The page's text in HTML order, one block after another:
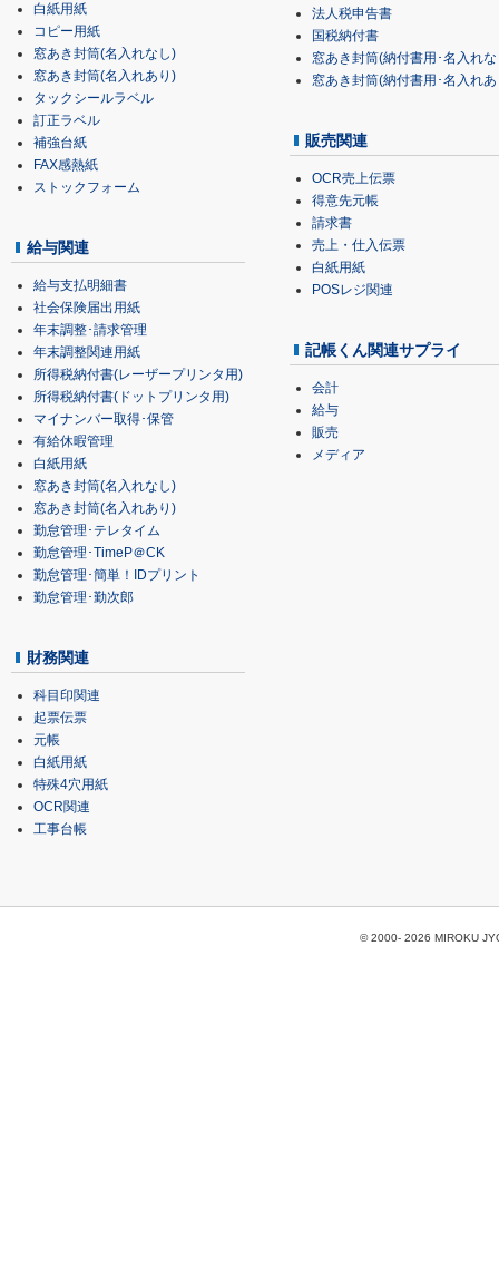
白紙用紙
コピー用紙
窓あき封筒(名入れなし)
窓あき封筒(名入れあり)
タックシールラベル
訂正ラベル
補強台紙
FAX感熱紙
ストックフォーム
給与関連
給与支払明細書
社会保険届出用紙
年末調整･請求管理
年末調整関連用紙
所得税納付書(レーザープリンタ用)
所得税納付書(ドットプリンタ用)
マイナンバー取得･保管
有給休暇管理
白紙用紙
窓あき封筒(名入れなし)
窓あき封筒(名入れあり)
勤怠管理･テレタイム
勤怠管理･TimeP＠CK
勤怠管理･簡単！IDプリント
勤怠管理･勤次郎
財務関連
科目印関連
起票伝票
元帳
白紙用紙
特殊4穴用紙
OCR関連
工事台帳
法人税申告書
国税納付書
窓あき封筒(納付書用･名入れ
窓あき封筒(納付書用･名入れ
販売関連
OCR売上伝票
得意先元帳
請求書
売上・仕入伝票
白紙用紙
POSレジ関連
記帳くん関連サプライ
会計
給与
販売
メディア
© 2000- 2026 MIROKU